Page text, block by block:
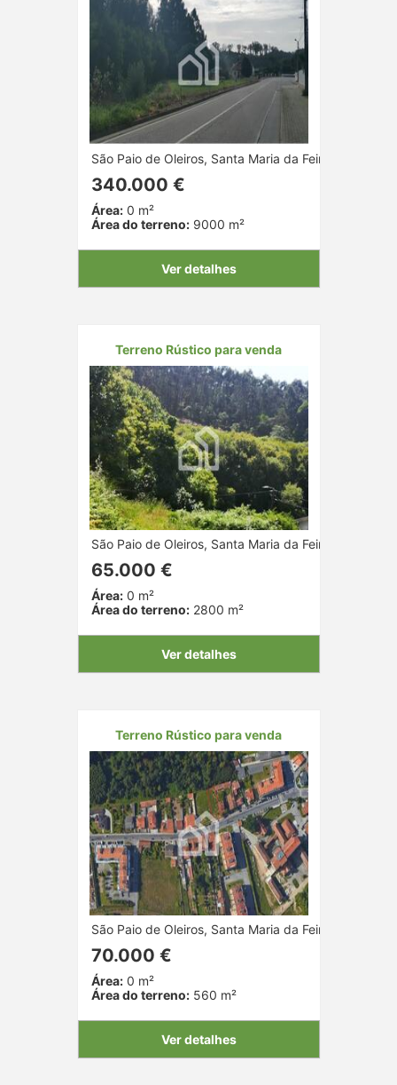
São Paio de Oleiros, Santa Maria da Feira, Aveiro
340.000 €
Área:0 m²
Área do terreno:9000 m²
Ver detalhes
Terreno Rústico para venda
São Paio de Oleiros, Santa Maria da Feira, Aveiro
65.000 €
Área:0 m²
Área do terreno:2800 m²
Ver detalhes
Terreno Rústico para venda
São Paio de Oleiros, Santa Maria da Feira, Aveiro
70.000 €
Área:0 m²
Área do terreno:560 m²
Ver detalhes